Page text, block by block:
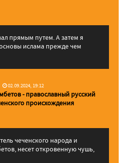
прямым путем. А затем я
ислама прежде чем
02.09.2024, 19:12
- православный русский
происхождения
чеченского народа и
несет откровенную чушь,